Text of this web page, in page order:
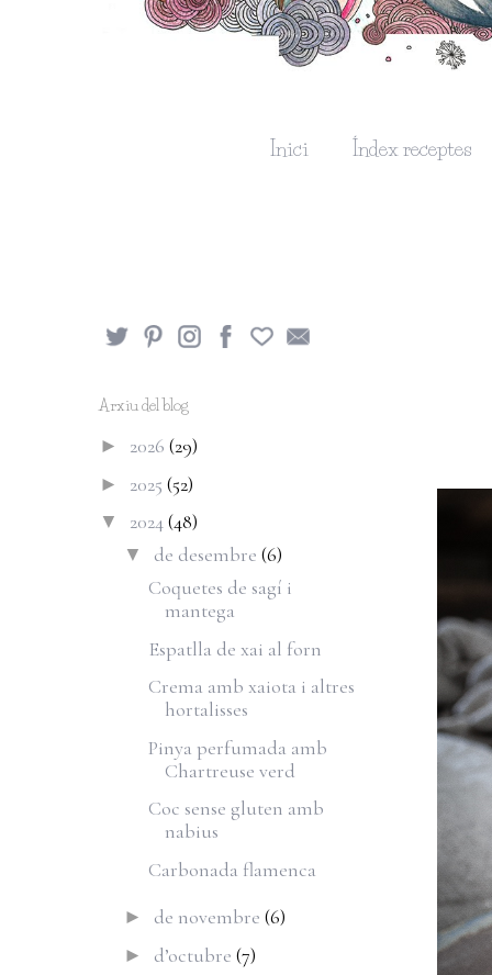
Inici Índex receptes
Arxiu del blog
► 2026 (29)
► 2025 (52)
▼ 2024(48)
▼ de desembre (6)
Coquetes de sagí i
mantega
Espatlla de xai al forn
Crema amb xaiota i altres
hortalisses
Pinya perfumada amb
Chartreuse verd
Coc sense gluten amb
nabius
Carbonada flamenca
► de novembre (6)
► d’octubre (7)